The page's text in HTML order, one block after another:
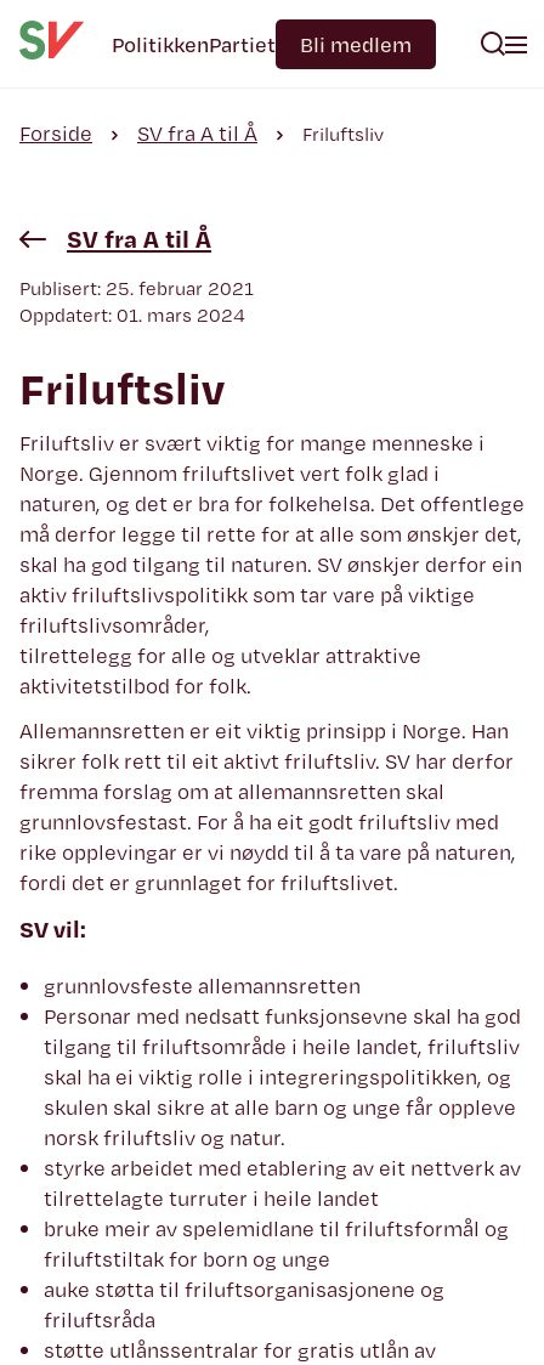
PolitikkenPartiet Bli medlem
Forside SV fra A til Å Friluftsliv
SV fra A til Å
Publisert: 25. februar 2021
Oppdatert: 01. mars 2024
Friluftsliv
Friluftsliv er svært viktig for mange menneske i
Norge. Gjennom friluftslivet vert folk glad i
naturen, og det er bra for folkehelsa. Det offentlege
må derfor legge til rette for at alle som ønskjer det,
skal ha god tilgang til naturen. SV ønskjer derfor ein
aktiv friluftslivspolitikk som tar vare på viktige
friluftslivsområder,
tilrettelegg for alle og utveklar attraktive
aktivitetstilbod for folk.
Allemannsretten er eit viktig prinsipp i Norge. Han
sikrer folk rett til eit aktivt friluftsliv. SV har derfor
fremma forslag om at allemannsretten skal
grunnlovsfestast. For å ha eit godt friluftsliv med
rike opplevingar er vi nøydd til å ta vare på naturen,
fordi det er grunnlaget for friluftslivet.
SV vil:
grunnlovsfeste allemannsretten
Personar med nedsatt funksjonsevne skal ha god
tilgang til friluftsområde i heile landet, friluftsliv
skal ha ei viktig rolle i integreringspolitikken, og
skulen skal sikre at alle barn og unge får oppleve
norsk friluftsliv og natur.
styrke arbeidet med etablering av eit nettverk av
tilrettelagte turruter i heile landet
bruke meir av spelemidlane til friluftsformål og
friluftstiltak for born og unge
auke støtta til friluftsorganisasjonene og
friluftsråda
støtte utlånssentralar for gratis utlån av